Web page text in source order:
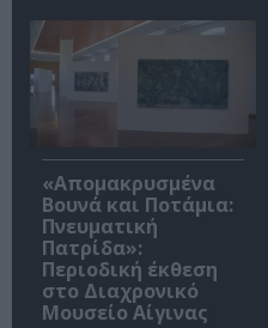
«Απομακρυσμένα
Βουνά και Ποτάμια:
Πνευματική
Πατρίδα»:
Περιοδική έκθεση
στο Διαχρονικό
Μουσείο Αίγινας